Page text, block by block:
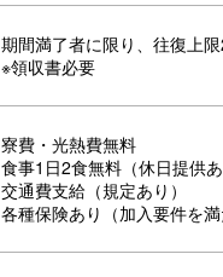
期間満了者に限り、往復上
※領収書必要
寮費・光熱費無料
食事1日2食無料（休日提供あ
交通費支給（規定あり）
各種保険あり（加入要件を満